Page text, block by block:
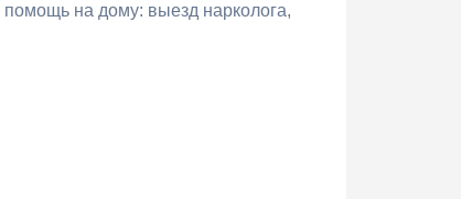
на дому: выезд нарколога,